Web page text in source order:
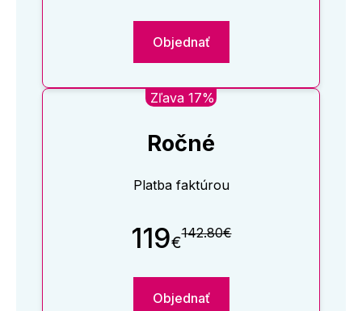
Objednať
Zľava 17%
Ročné
Platba faktúrou
119€142.80€
Objednať